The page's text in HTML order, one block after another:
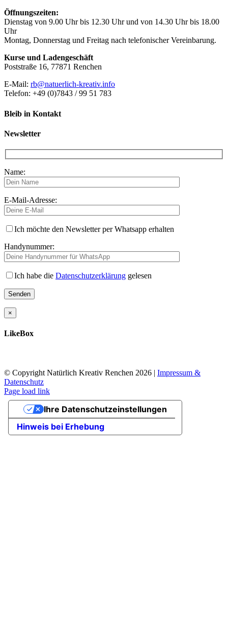
Öffnungszeiten:
Dienstag von 9.00 Uhr bis 12.30 Uhr und von 14.30 Uhr bis 18.00
Uhr
Montag, Donnerstag und Freitag nach telefonischer Vereinbarung.
Kurse und Ladengeschäft
Poststraße 16, 77871 Renchen
E-Mail: rb@natuerlich-kreativ.info
Telefon: +49 (0)7843 / 99 51 783
Bleib in Kontakt
Newsletter
Name:
E-Mail-Adresse:
Ich möchte den Newsletter per Whatsapp erhalten
Handynummer:
Ich habe die Datenschutzerklärung gelesen
×
LikeBox
© Copyright Natürlich Kreativ Renchen 2026 | Impressum &
Datenschutz
Facebook
Instagram
Page load link
Nach
Hinweis bei Erhebung
Ihre Datenschutzeinstellungen